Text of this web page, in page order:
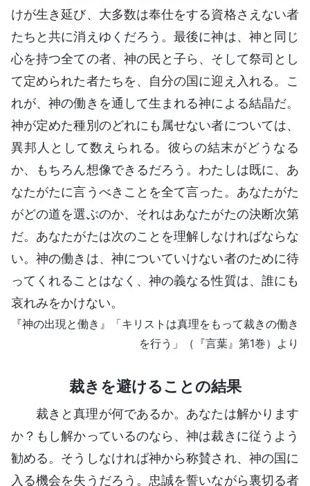
けが生き延び、大多数は奉仕をする資格さえない者
たちと共に消えゆくだろう。最後に神は、神と同じ
心を持つ全ての者、神の民と子ら、そして祭司とし
て定められた者たちを、自分の国に迎え入れる。こ
れが、神の働きを通して生まれる神による結晶だ。
神が定めた種別のどれにも属せない者については、
異邦人として数えられる。彼らの結末がどうなる
か、もちろん想像できるだろう。わたしは既に、あ
なたがたに言うべきことを全て言った。あなたがた
がどの道を選ぶのか、それはあなたがたの決断次第
だ。あなたがたは次のことを理解しなければならな
い。神の働きは、神についていけない者のために待
ってくれることはなく、神の義なる性質は、誰にも
哀れみをかけない。
『神の出現と働き』「キリストは真理をもって裁きの働き
を行う」（『言葉』第1巻）より
裁きを避けることの結果
裁きと真理が何であるか。あなたは解かります
か？もし解かっているのなら、神は裁きに従うよう
勧める。そうしなければ神から称賛され、神の国に
入る機会を失うだろう。忠誠を誓いながら裏切る者